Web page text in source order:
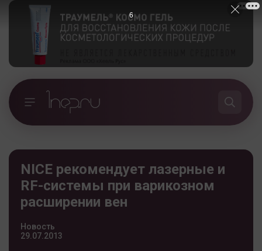
NICE рекомендует лазерные и
RF-системы при варикозном
расширении вен
Новость
29.07.2013
5